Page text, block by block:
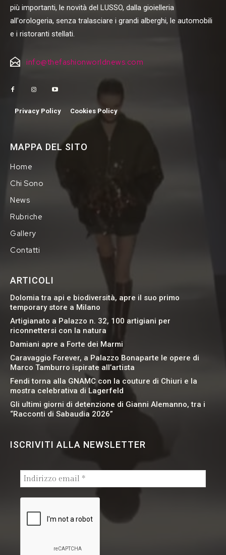
più importanti, le novità del LUSSO, dalla gioielleria
all'orologeria, senza tralasciare i grandi alberghi, le automobili
e i ristoranti stellati.
info@thefashionworldnews.com
Privacy Policy Cookies Policy
MAPPA DEL SITO
Home
Chi Sono
News
Rubriche
Gallery
Contatti
ARTICOLI
Dolomia tra api e biodiversità, apre il suo primo
temporary store a Milano
Artigianato a Palazzo n. 32, 100 artigiani per
riconnettersi con la natura
Damiani apre a Forte dei Marmi
Caravaggio Forever, a Palazzo Bonaparte le opere di
Marco Tamburro ispirate all’artista
Fendi torna alla GNAMC con la couture di Chiuri e la
mostra celebrativa di Lagerfeld
Gli ultimi giorni di detenzione di Gianni Alemanno, tra i
“Racconti di Sabaudia 2026”
ISCRIVITI ALLA NEWSLETTER